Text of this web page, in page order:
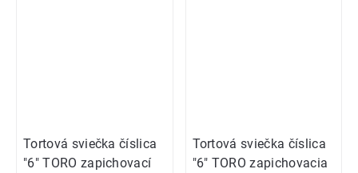
Tortová sviečka číslica
"6" TORO zapichovací
Tortová sviečka číslica
"6" TORO zapichovacia